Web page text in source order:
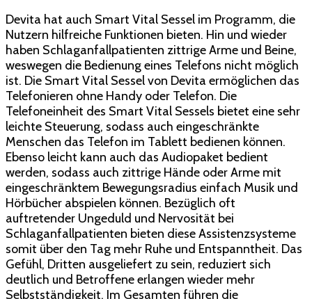
Devita hat auch Smart Vital Sessel im Programm, die
Nutzern hilfreiche Funktionen bieten. Hin und wieder
haben Schlaganfallpatienten zittrige Arme und Beine,
weswegen die Bedienung eines Telefons nicht möglich
ist. Die Smart Vital Sessel von Devita ermöglichen das
Telefonieren ohne Handy oder Telefon. Die
Telefoneinheit des Smart Vital Sessels bietet eine sehr
leichte Steuerung, sodass auch eingeschränkte
Menschen das Telefon im Tablett bedienen können.
Ebenso leicht kann auch das Audiopaket bedient
werden, sodass auch zittrige Hände oder Arme mit
eingeschränktem Bewegungsradius einfach Musik und
Hörbücher abspielen können. Bezüglich oft
auftretender Ungeduld und Nervosität bei
Schlaganfallpatienten bieten diese Assistenzsysteme
somit über den Tag mehr Ruhe und Entspanntheit. Das
Gefühl, Dritten ausgeliefert zu sein, reduziert sich
deutlich und Betroffene erlangen wieder mehr
Selbstständigkeit. Im Gesamten führen die